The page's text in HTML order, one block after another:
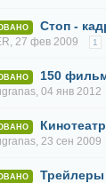
Всем ку.
:
: Салам!
Стоп -
, 27 фев 2009 1
150
, 04 янв 2012
, 23 сен 2009